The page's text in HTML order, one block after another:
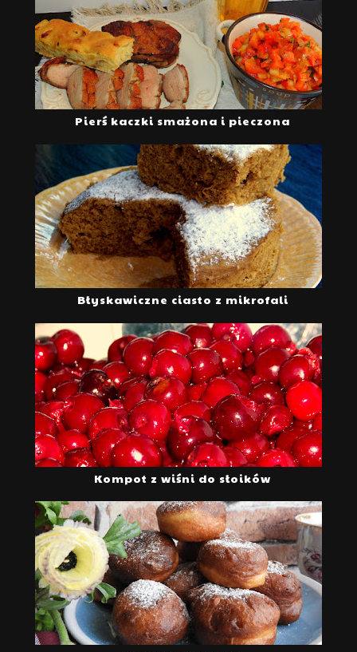
Pierś kaczki smażona i pieczona
Błyskawiczne ciasto z mikrofali
Kompot z wiśni do słoików